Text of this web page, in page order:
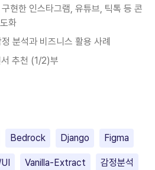
현한 인스타그램, 유튜브, 틱톡 등 콘
화
분석과 비즈니스 활용 사례
추천 (1/2)부
Bedrock Django Figma
Vanilla-Extract 감정분석